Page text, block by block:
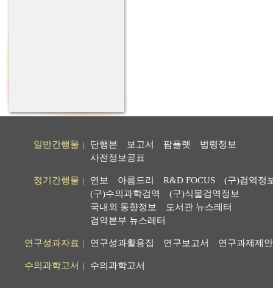
일반간행물 단행본 보고서 팜플렛
법령정보
사전정보공표
정기간행물 연보 아름드리 R&D FOCUS
(구)검역정
(구)수의과학검역
(구)식물검역정보
국내외 동향정보
도서관 뉴스레터
검역본부 뉴스레터
연구성과자료 연구성과활용집 연구보고서 연구과제제
수의과학고서 수의과학고서